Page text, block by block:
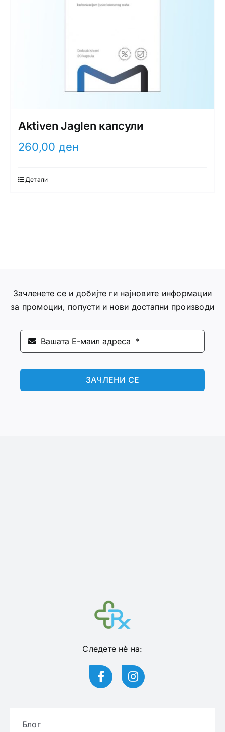
Aktiven Jaglen капсули
260,00 ден
Детали
Зачленете се и добијте ги најновите информации
за промоции, попусти и нови достапни производи
ЗАЧЛЕНИ СЕ
Следете нѐ на:
Блог